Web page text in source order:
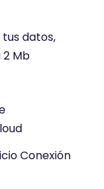
datos,
Mb
Conexión